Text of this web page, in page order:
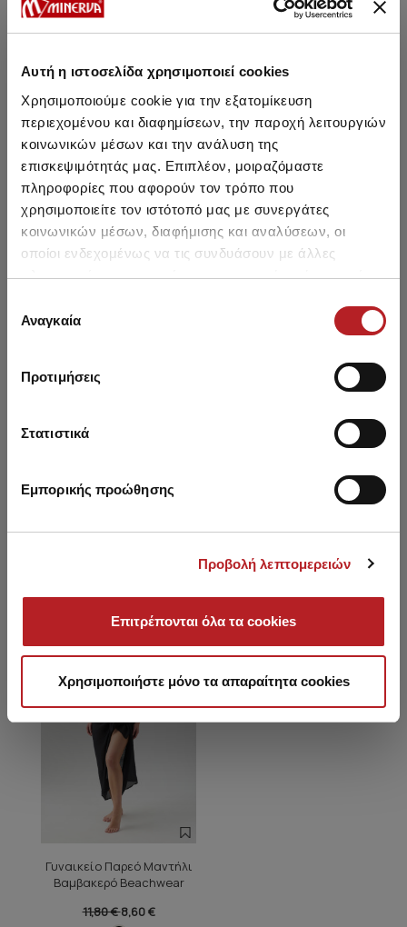
Αυτή η ιστοσελίδα χρησιμοποιεί cookies
Χρησιμοποιούμε cookie για την εξατομίκευση
περιεχομένου και διαφημίσεων, την παροχή λειτουργιών
κοινωνικών μέσων και την ανάλυση της
επισκεψιμότητάς μας. Επιπλέον, μοιραζόμαστε
πληροφορίες που αφορούν τον τρόπο που
χρησιμοποιείτε τον ιστότοπό μας με συνεργάτες
κοινωνικών μέσων, διαφήμισης και αναλύσεων, οι
οποίοι ενδεχομένως να τις συνδυάσουν με άλλες
πληροφορίες που τους έχετε παραχωρήσει ή τις οποίες
των υπηρεσιών τους.
συγκατάθεσης
Αναγκαία
Προτιμήσεις
Στατιστικά
Εμπορικής προώθησης
Προβολή λεπτομερειών
Επιτρέπονται όλα τα cookies
Χρησιμοποιήστε μόνο τα απαραίτητα cookies
Μπορεί να σου αρέσει επίσης
HOT OFFER
Είδατε πρόσφατα
Γυναικείο Παρεό Μαντήλι
Βαμβακερό Beachwear
11,80 €8,60 €